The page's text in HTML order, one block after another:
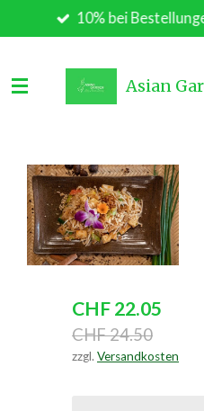
Hauptinhalt
10% bei
Asian
CHF 22.05
CHF 24.50
zzgl. Versandkosten